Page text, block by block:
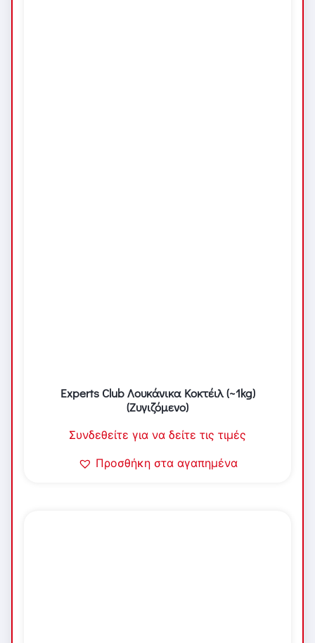
Experts Club Λουκάνικα Κοκτέιλ (~1kg)
(Ζυγιζόμενο)
Συνδεθείτε για να δείτε τις τιμές
Προσθήκη στα αγαπημένα